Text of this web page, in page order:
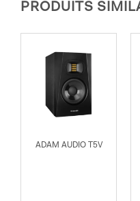
PRODUITS
ADAM AUDIO T5V